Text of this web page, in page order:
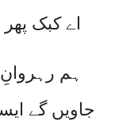
اے کبک پھر
ہم
جاویں گے